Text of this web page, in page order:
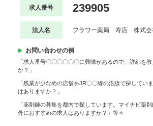
求人番号 239905
法人名 フラワー薬局 寿店 株式会
お問い合わせの例
「求人番号〇〇〇〇〇〇に興味があるので、詳細を
か？」
「残業が少なめの店舗をJR〇〇線の沿線で探してい
はありますか？」
「薬剤師の募集を都内で探しています。マイナビ薬
外におすすめの求人はありますか？」等々